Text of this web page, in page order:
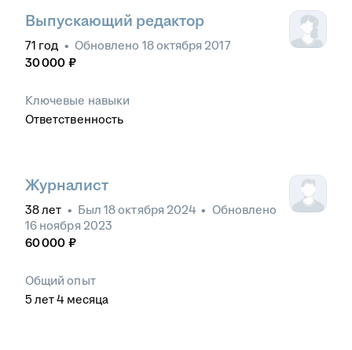
Выпускающий редактор
71 год • Обновлено 18 октября 2017
30 000 ₽
Ключевые навыки
Ответственность
Журналист
38лет • Был 18 октября 2024 • Обновлено
16 ноября 2023
60 000 ₽
Общий опыт
5 лет 4 месяца